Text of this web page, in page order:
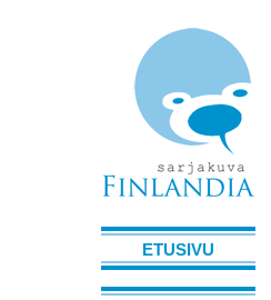
ETUSIVU